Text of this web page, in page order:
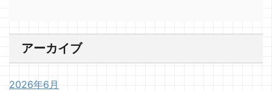
アーカイブ
2026年6月